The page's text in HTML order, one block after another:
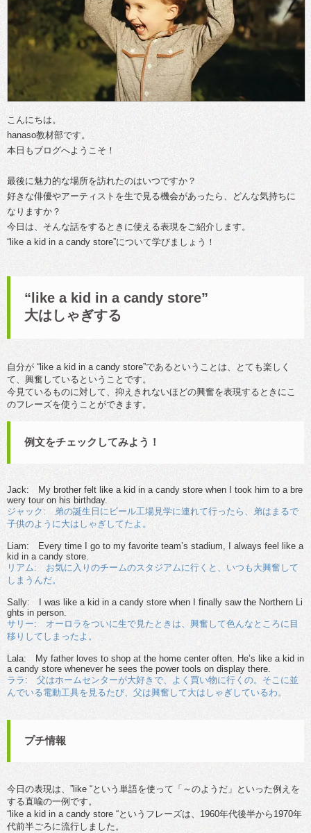
こんにちは。
hanaso教材部です。
本日もブログへようこそ！
最後に魅力的な場所を訪れたのはいつですか？
好きな俳優やアーティストを生で見る機会があったら、どんな気持ちに
なりますか？
今日は、そんな話をするときに使える表現をご紹介します。
“like a kid in a candy store”について学びましょう！
“like a kid in a candy store”
大はしゃぎする
自分が “like a kid in a candy store”であるということは、とても楽しく
て、興奮しているということです。
今見ているものに対して、抑えきれないほどの興奮を表現するときにこ
のフレーズを使うことができます。
例文をチェックしてみよう！
Jack: My brother felt like a kid in a candy store when I took him to a bre
wery tour on his birthday.
ジャック: 弟の誕生日にビール工場見学に連れて行ったら、弟はまるで
子供のように大はしゃぎしてたよ。
Liam: Every time I go to my favorite team’s stadium, I always feel like a
kid in a candy store.
リアム: お気に入りのチームのスタジアムに行くと、いつも大興奮して
しまうんだ。
Sally: I was like a kid in a candy store when I finally saw the Northern Li
ghts in person.
サリー: オーロラをついに生で見たときは、興奮して色んなところに目
移りしてしまったよ。
Lala: My father loves to shop at the home center often. He’s like a kid in
a candy store whenever he sees the power tools on display there.
ララ: 父はホームセンターが大好きで、よく買い物に行くの。そこに並
んでいる電動工具を見るたび、父は興奮して大はしゃぎしているわ。
プチ情報
今日の表現は、”like “という単語を使って「～のようだ」といった例えを
する直喩の一例です。
“like a kid in a candy store “というフレーズは、1960年代後半から1970年
代前半ごろに流行しました。